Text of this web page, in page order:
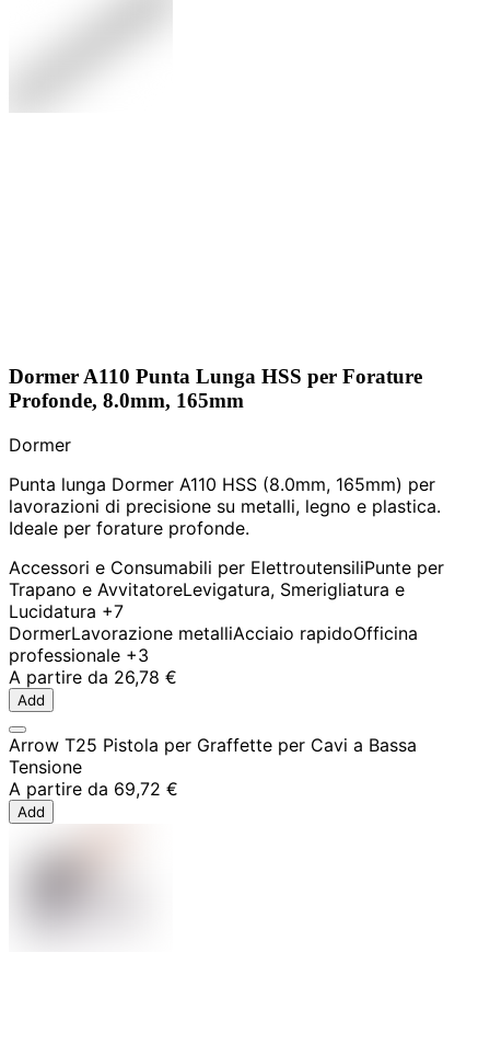
Dormer A110 Punta Lunga HSS per Forature
Profonde, 8.0mm, 165mm
Dormer
Punta lunga Dormer A110 HSS (8.0mm, 165mm) per
lavorazioni di precisione su metalli, legno e plastica.
Ideale per forature profonde.
Accessori e Consumabili per ElettroutensiliPunte per
Trapano e AvvitatoreLevigatura, Smerigliatura e
Lucidatura +7
DormerLavorazione metalliAcciaio rapidoOfficina
professionale +3
A partire da 26,78 €
Add
Arrow T25 Pistola per Graffette per Cavi a Bassa
Tensione
A partire da 69,72 €
Add